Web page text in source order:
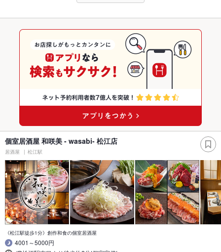
個室居酒屋 和咲美 - wasabi- 松江店
居酒屋 松江駅
《松江駅徒歩1分》創作和食の個室居酒屋
4001～5000円